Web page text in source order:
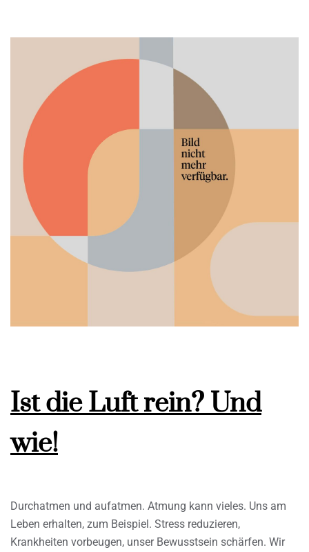
Ist die Luft rein? Und
wie!
Durchatmen und aufatmen. Atmung kann vieles. Uns am
Leben erhalten, zum Beispiel. Stress reduzieren,
Krankheiten vorbeugen, unser Bewusstsein schärfen. Wir